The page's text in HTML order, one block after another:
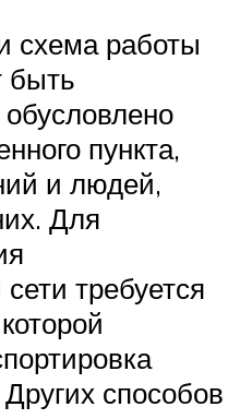
работы
быть
пункта,
и людей,
Для
требуется
способов